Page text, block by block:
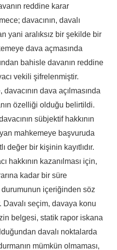
reddine karar
davacının, davalı
yani aralıksız bir şekilde bir
dava açmasında
bahisle davanın reddine
vekili şifrelenmiştir.
dava açılmasında
özelliği olduğu belirtildi.
sübjektif hakkının
mahkemeye başvuruda
değer bir kişinin kayıtlıdır.
hakkının kazanılması için,
kadar bir süre
içeriğinden söz
seçim, davaya konu
belgesi, statik rapor iskana
davalı noktalarda
mümkün olmaması,